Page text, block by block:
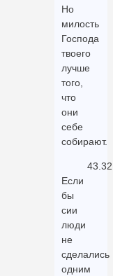
Но
милость
Господа
твоего
лучше
того,
что
они
себе
собирают.
43.32
Если
бы
сии
люди
не
сделались
одним